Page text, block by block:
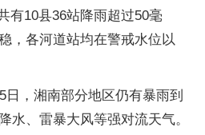
有10县36站降雨超过50毫
，各河道站均在警戒水位以
日，湘南部分地区仍有暴雨到
水、雷暴大风等强对流天气。